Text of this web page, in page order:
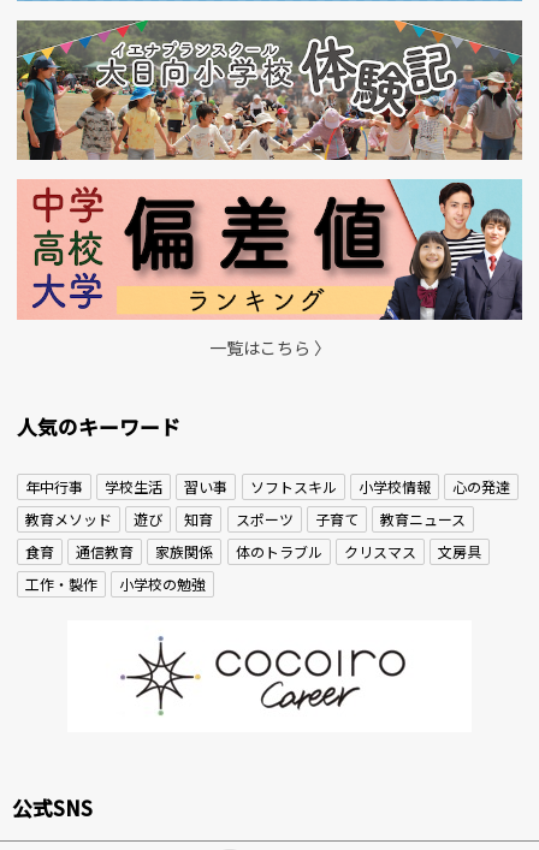
一覧はこちら 〉
人気のキーワード
年中行事 学校生活 習い事 ソフトスキル 小学校情報
心の発達
教育メソッド
遊び 知育 スポーツ 子育て
教育ニュース
食育
通信教育 家族関係 体のトラブル クリスマス
文房具
工作・製作
小学校の勉強
公式SNS